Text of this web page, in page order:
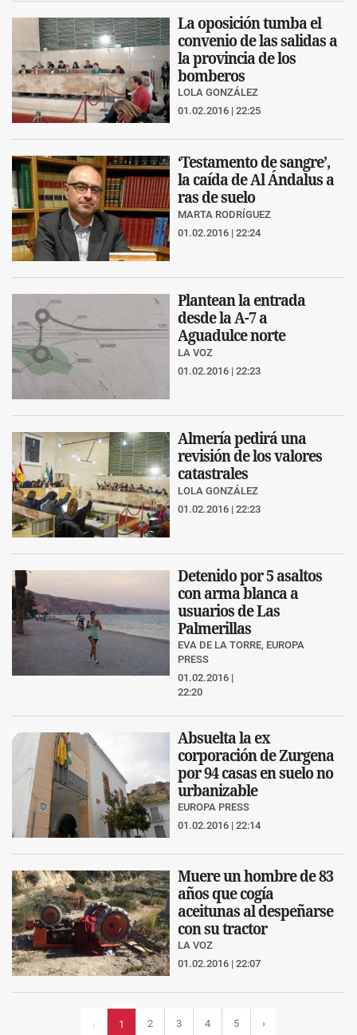
La oposición tumba el
convenio de las salidas a
la provincia de los
bomberos
LOLA GONZÁLEZ
01.02.2016 | 22:25
‘Testamento de sangre’,
la caída de Al Ándalus a
ras de suelo
MARTA RODRÍGUEZ
01.02.2016 | 22:24
Plantean la entrada
desde la A-7 a
Aguadulce norte
LA VOZ
01.02.2016 | 22:23
Almería pedirá una
revisión de los valores
catastrales
LOLA GONZÁLEZ
01.02.2016 | 22:23
Detenido por 5 asaltos
con arma blanca a
usuarios de Las
Palmerillas
EVA DE LA TORRE, EUROPA
PRESS
01.02.2016 |
22:20
Absuelta la ex
corporación de Zurgena
por 94 casas en suelo no
urbanizable
EUROPA PRESS
01.02.2016 | 22:14
Muere un hombre de 83
años que cogía
aceitunas al despeñarse
con su tractor
LA VOZ
01.02.2016 | 22:07
‹ 1 2 3 4 5 ›